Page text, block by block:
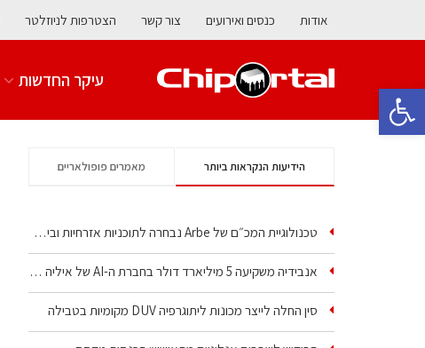
פתח סרגל נגישות
אודות כנסים ואירועים צור קשר הצטרפות לניוזלטר
עיקר החדשות
הידיעות הנקראות ביותר מאמרים פופולאריים
טכנולוגיית המכ״ם של Arbe נבחרה לתוכניות אזרחיות וביטחוניות
אנבידיה משקיעה 5 מיליארד דולר בחברת ה-AI של איליה סוצקבר
סין החלה לייצר מכונות ליתוגרפיה DUV מקומיות בטבילה